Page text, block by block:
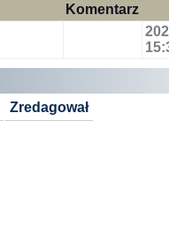
Komentarz
Zredagował